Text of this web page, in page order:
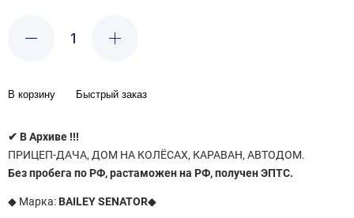
В корзину Быстрый заказ
✔ В Архиве !!!
ПРИЦЕП-ДАЧА, ДОМ НА КОЛЁСАХ, КАРАВАН, АВТОДОМ.
Без пробега по РФ, растаможен на РФ, получен ЭПТС.
◆ Марка: BAILEY SENATOR◆